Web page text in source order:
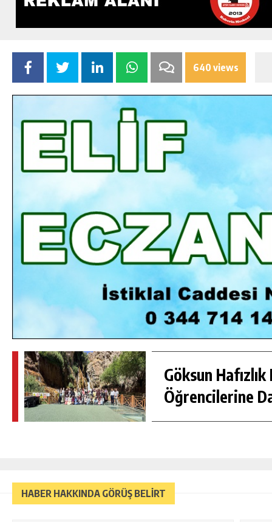
640 views
Göksun Hafızlık
Öğrencilerine
HABER HAKKINDA GÖRÜŞ BELİRT
GÜNLÜK HABER AKIŞI
GÖKSUN HAFIZLIK KIZ KUR’AN KURSU
ÖĞRENCILERINE DARENDE GEZISI.